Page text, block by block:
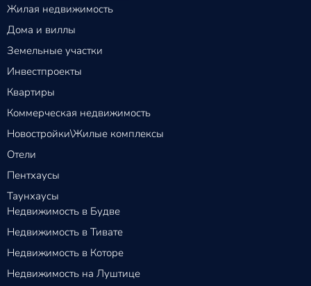
Жилая недвижимость
Дома и виллы
Земельные участки
Инвестпроекты
Квартиры
Коммерческая недвижимость
Новостройки\Жилые комплексы
Отели
Пентхаусы
Таунхаусы
Недвижимость в Будве
Недвижимость в Тивате
Недвижимость в Которе
Недвижимость на Луштице